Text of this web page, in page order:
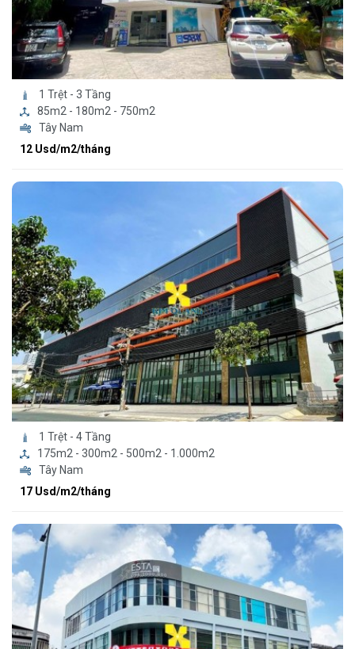
1 Trệt - 3 Tầng
85m2 - 180m2 - 750m2
Tây Nam
12 Usd/m2/tháng
1 Trệt - 4 Tầng
175m2 - 300m2 - 500m2 - 1.000m2
Tây Nam
17 Usd/m2/tháng